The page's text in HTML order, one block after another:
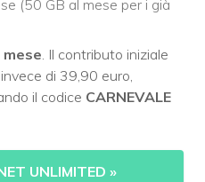
(50 GB al mese per i già
. Il contributo iniziale
invece di 39,90 euro,
il codice CARNEVALE
UNLIMITED »